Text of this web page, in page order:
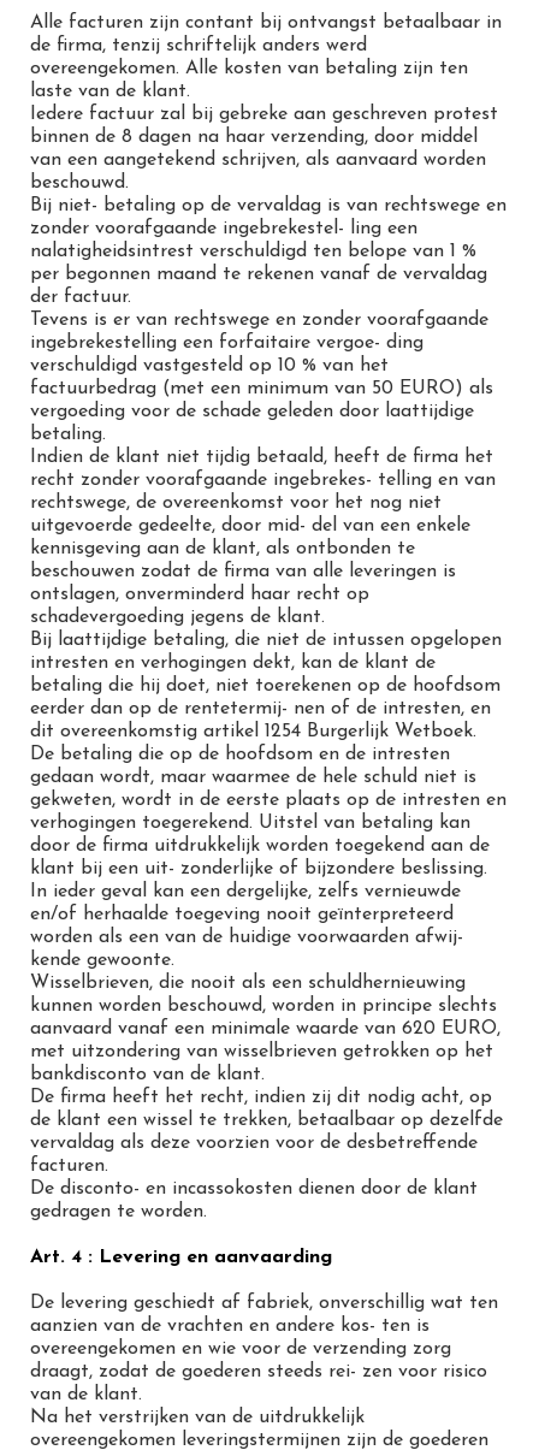
Alle facturen zijn contant bij ontvangst betaalbaar in
de firma, tenzij schriftelijk anders werd
overeengekomen. Alle kosten van betaling zijn ten
laste van de klant.
Iedere factuur zal bij gebreke aan geschreven protest
binnen de 8 dagen na haar verzending, door middel
van een aangetekend schrijven, als aanvaard worden
beschouwd.
Bij niet- betaling op de vervaldag is van rechtswege en
zonder voorafgaande ingebrekestel- ling een
nalatigheidsintrest verschuldigd ten belope van 1 %
per begonnen maand te rekenen vanaf de vervaldag
der factuur.
Tevens is er van rechtswege en zonder voorafgaande
ingebrekestelling een forfaitaire vergoe- ding
verschuldigd vastgesteld op 10 % van het
factuurbedrag (met een minimum van 50 EURO) als
vergoeding voor de schade geleden door laattijdige
betaling.
Indien de klant niet tijdig betaald, heeft de firma het
recht zonder voorafgaande ingebrekes- telling en van
rechtswege, de overeenkomst voor het nog niet
uitgevoerde gedeelte, door mid- del van een enkele
kennisgeving aan de klant, als ontbonden te
beschouwen zodat de firma van alle leveringen is
ontslagen, onverminderd haar recht op
schadevergoeding jegens de klant.
Bij laattijdige betaling, die niet de intussen opgelopen
intresten en verhogingen dekt, kan de klant de
betaling die hij doet, niet toerekenen op de hoofdsom
eerder dan op de rentetermij- nen of de intresten, en
dit overeenkomstig artikel 1254 Burgerlijk Wetboek.
De betaling die op de hoofdsom en de intresten
gedaan wordt, maar waarmee de hele schuld niet is
gekweten, wordt in de eerste plaats op de intresten en
verhogingen toegerekend. Uitstel van betaling kan
door de firma uitdrukkelijk worden toegekend aan de
klant bij een uit- zonderlijke of bijzondere beslissing.
In ieder geval kan een dergelijke, zelfs vernieuwde
en/of herhaalde toegeving nooit geïnterpreteerd
worden als een van de huidige voorwaarden afwij-
kende gewoonte.
Wisselbrieven, die nooit als een schuldhernieuwing
kunnen worden beschouwd, worden in principe slechts
aanvaard vanaf een minimale waarde van 620 EURO,
met uitzondering van wisselbrieven getrokken op het
bankdisconto van de klant.
De firma heeft het recht, indien zij dit nodig acht, op
de klant een wissel te trekken, betaalbaar op dezelfde
vervaldag als deze voorzien voor de desbetreffende
facturen.
De disconto- en incassokosten dienen door de klant
gedragen te worden.
Art. 4 : Levering en aanvaarding
De levering geschiedt af fabriek, onverschillig wat ten
aanzien van de vrachten en andere kos- ten is
overeengekomen en wie voor de verzending zorg
draagt, zodat de goederen steeds rei- zen voor risico
van de klant.
Na het verstrijken van de uitdrukkelijk
overeengekomen leveringstermijnen zijn de goederen